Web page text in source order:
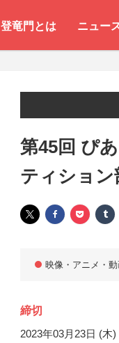
登竜門とは ニュー
第45回 ぴ
ティション
映像・アニメ・
締切
2023年03月23日 (木)